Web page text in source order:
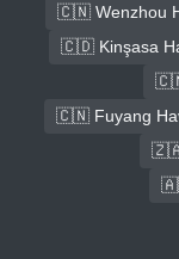
🇨🇳 Wenzhou
🇨🇩 Kinşasa
🇨🇳
🇨🇳 Fuyang
🇿🇦